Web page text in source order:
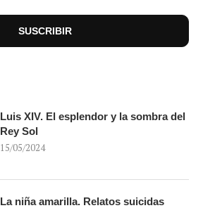
Luis XIV. El esplendor y la sombra del
Rey Sol
15/05/2024
La niña amarilla. Relatos suicidas